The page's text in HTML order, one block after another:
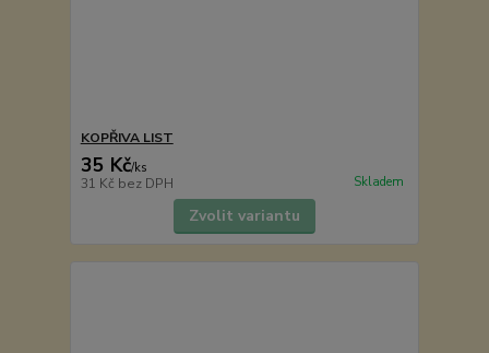
KOPŘIVA LIST
35 Kč/ks
31 Kč bez DPH Skladem
Zvolit variantu